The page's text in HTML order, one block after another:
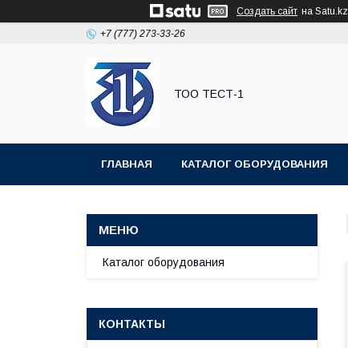
Создать сайт на Satu.kz
+7 (777) 273-33-26
ТОО ТЕСТ-1
ГЛАВНАЯ КАТАЛОГ ОБОРУДОВАНИЯ
Каталог оборудования
КОНТАКТЫ